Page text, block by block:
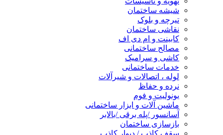
شیشه ساختمان
تیرچه و بلوک
نقاشی ساختمان
کابینت و ام دی اف
مصالح ساختمانی
کاشی و سرامیک
خدمات ساختمانی
لوله ، اتصالات و شیرآلات
نرده و حفاظ
یونولیت و فوم
ماشین آلات و ابزار ساختمانی
آسانسور /پله برقی /بالابر
بازسازی ساختمان